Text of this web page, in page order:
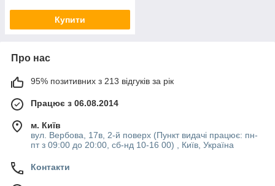
Купити
Про нас
95% позитивних з 213 відгуків за рік
Працює з 06.08.2014
м. Київ
вул. Вербова, 17в, 2-й поверх (Пункт видачі працює: пн-
пт з 09:00 до 20:00, сб-нд 10-16 00) , Київ, Україна
Контакти